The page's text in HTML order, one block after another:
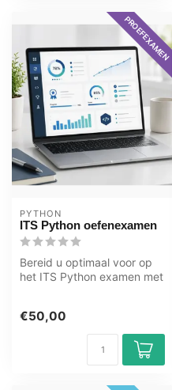
PROEFEXAMEN
PYTHON
ITS Python oefenexamen
Bereid u optimaal voor op
het ITS Python examen met
€50,00